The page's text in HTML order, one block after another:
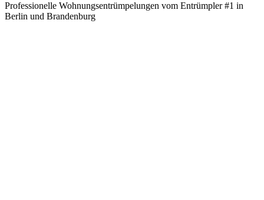
Professionelle Wohnungsentrümpelungen vom Entrümpler #1 in
Berlin und Brandenburg